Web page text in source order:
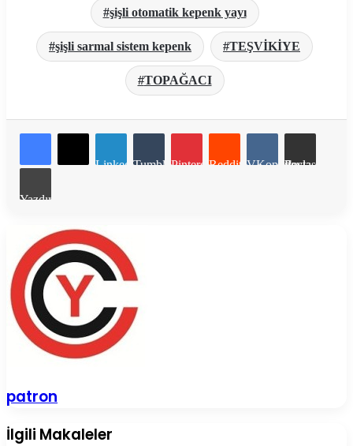
şişli otomatik kepenk yayı
şişli sarmal sistem kepenk TEŞVİKİYE
TOPAĞACI
LinkedInTumblr PinterestReddit VKontakteE-Posta ile paylaş
Yazdır
patron
İlgili Makaleler